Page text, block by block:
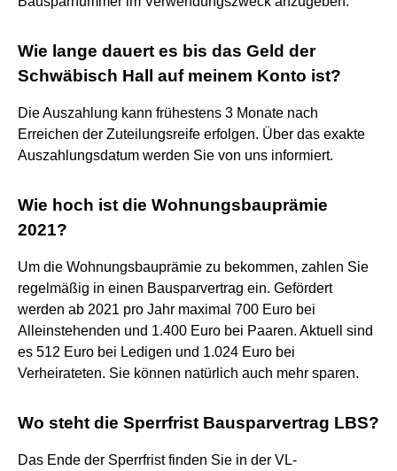
Wie lange dauert es bis das Geld der
Schwäbisch Hall auf meinem Konto ist?
Die Auszahlung kann frühestens 3 Monate nach
Erreichen der Zuteilungsreife erfolgen. Über das exakte
Auszahlungsdatum werden Sie von uns informiert.
Wie hoch ist die Wohnungsbauprämie
2021?
Um die Wohnungsbauprämie zu bekommen, zahlen Sie
regelmäßig in einen Bausparvertrag ein. Gefördert
werden ab 2021 pro Jahr maximal 700 Euro bei
Alleinstehenden und 1.400 Euro bei Paaren. Aktuell sind
es 512 Euro bei Ledigen und 1.024 Euro bei
Verheirateten. Sie können natürlich auch mehr sparen.
Wo steht die Sperrfrist Bausparvertrag LBS?
Das Ende der Sperrfrist finden Sie in der VL-